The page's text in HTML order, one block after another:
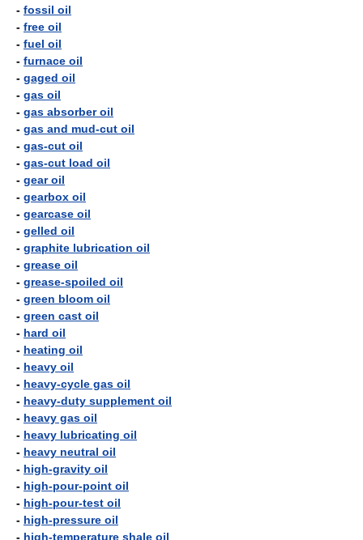
- fossil oil
- free oil
- fuel oil
- furnace oil
- gaged oil
- gas oil
- gas absorber oil
- gas and mud-cut oil
- gas-cut oil
- gas-cut load oil
- gear oil
- gearbox oil
- gearcase oil
- gelled oil
- graphite lubrication oil
- grease oil
- grease-spoiled oil
- green bloom oil
- green cast oil
- hard oil
- heating oil
- heavy oil
- heavy-cycle gas oil
- heavy-duty supplement oil
- heavy gas oil
- heavy lubricating oil
- heavy neutral oil
- high-gravity oil
- high-pour-point oil
- high-pour-test oil
- high-pressure oil
- high-temperature shale oil